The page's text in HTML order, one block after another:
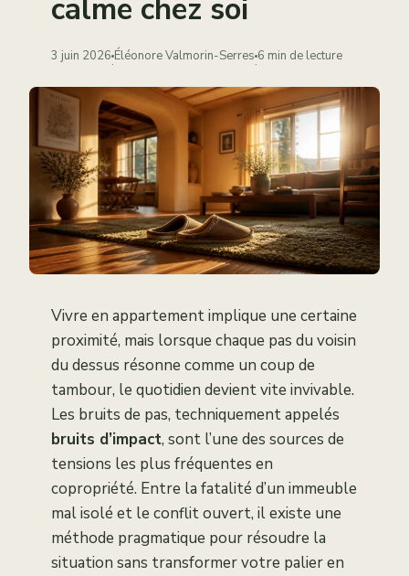
calme chez soi
3 juin 2026·Éléonore Valmorin-Serres·6 min de lecture
Vivre en appartement implique une certaine
proximité, mais lorsque chaque pas du voisin
du dessus résonne comme un coup de
tambour, le quotidien devient vite invivable.
Les bruits de pas, techniquement appelés
bruits d’impact, sont l’une des sources de
tensions les plus fréquentes en
copropriété. Entre la fatalité d’un immeuble
mal isolé et le conflit ouvert, il existe une
méthode pragmatique pour résoudre la
situation sans transformer votre palier en